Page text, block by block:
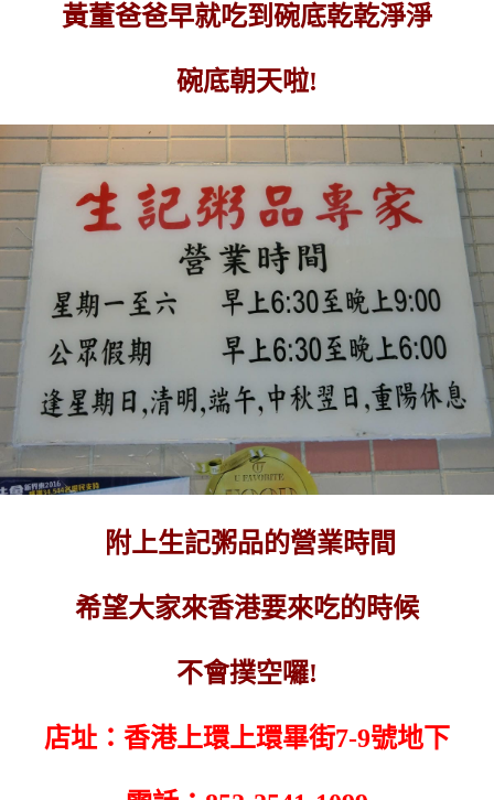
黃董爸爸早就吃到碗底乾乾淨淨
碗底朝天啦!
附上生記粥品的營業時間
希望大家來香港要來吃的時候
不會撲空囉!
店址：香港上環上環畢街7-9號地下